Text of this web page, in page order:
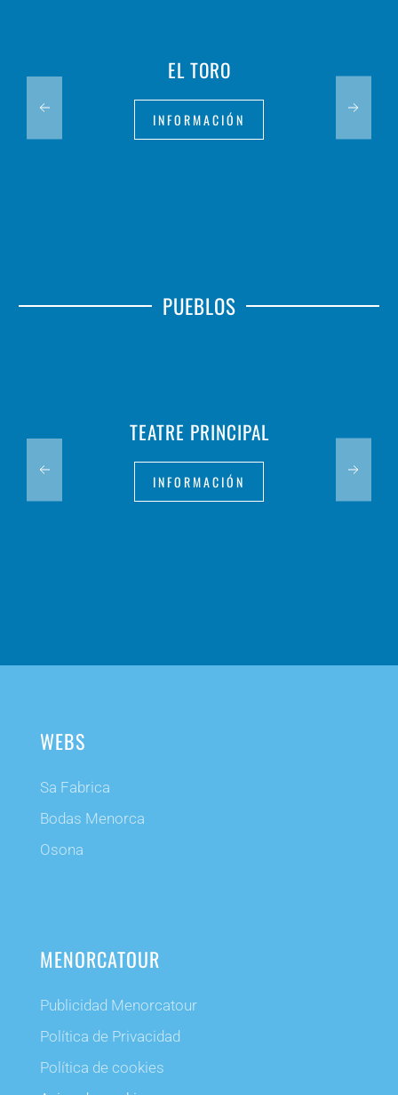
EL TORO
INFORMACIÓN
PUEBLOS
TEATRE PRINCIPAL
INFORMACIÓN
WEBS
Sa Fabrica
Bodas Menorca
Osona
MENORCATOUR
Publicidad Menorcatour
Política de Privacidad
Política de cookies